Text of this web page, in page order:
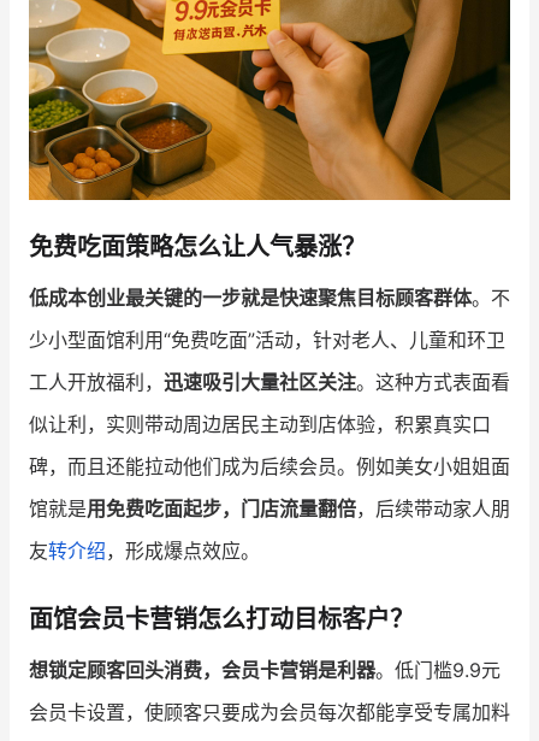
免费吃面策略怎么让人气暴涨？
低成本创业最关键的一步就是快速聚焦目标顾客群体。不
少小型面馆利用“免费吃面”活动，针对老人、儿童和环卫
工人开放福利， 迅速吸引大量社区关注。这种方式表面看
似让利，实则带动周边居民主动到店体验，积累真实口
碑，而且还能拉动他们成为后续会员。例如美女小姐姐面
馆就是用免费吃面起步，门店流量翻倍，后续带动家人朋
友转介绍，形成爆点效应。
面馆会员卡营销怎么打动目标客户？
想锁定顾客回头消费，会员卡营销是利器。低门槛9.9元
会员卡设置，使顾客只要成为会员每次都能享受专属加料